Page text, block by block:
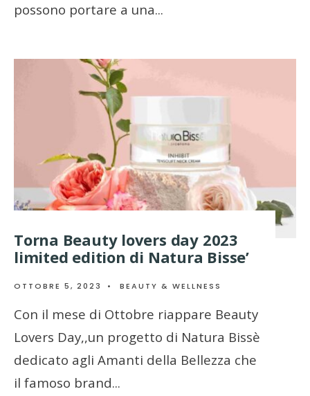
possono portare a una...
Torna Beauty lovers day 2023
limited edition di Natura Bisse’
OTTOBRE 5, 2023 • BEAUTY & WELLNESS
Con il mese di Ottobre riappare Beauty
Lovers Day,,un progetto di Natura Bissè
dedicato agli Amanti della Bellezza che
il famoso brand...